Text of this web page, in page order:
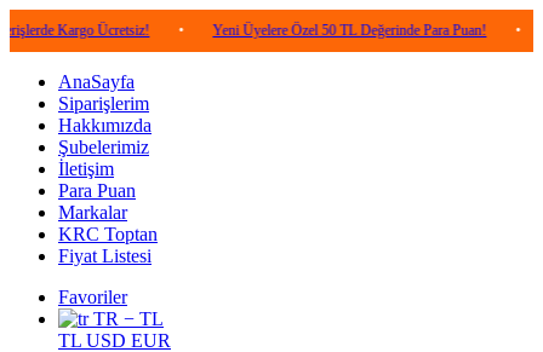
Ücretsiz! • Yeni Üyelere Özel 50 TL Değerinde Para Puan! • 5.000
AnaSayfa
Siparişlerim
Hakkımızda
Şubelerimiz
İletişim
Para Puan
Markalar
KRC Toptan
Fiyat Listesi
Favoriler
TR − TL
TL USD EUR